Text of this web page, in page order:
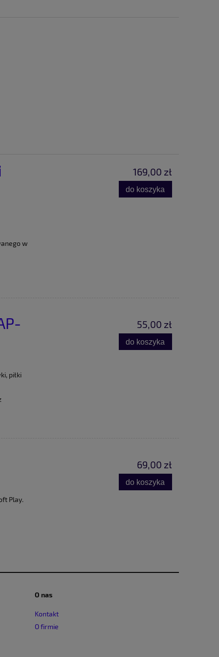
w
169,00 zł
do koszyka
piłki
55,00 zł
do koszyka
Play.
69,00 zł
do koszyka
O nas
Kontakt
O firmie